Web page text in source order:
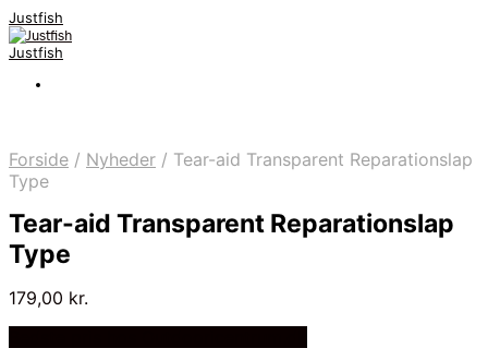
Justfish
Justfish
Forside / Nyheder / Tear-aid Transparent Reparationslap
Type
Tear-aid Transparent Reparationslap
Type
179,00 kr.